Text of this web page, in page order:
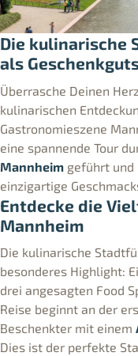
Die kulinarische
als
Überrasche Deinen
kulinarischen
Gastronomieszene
eine spannende Tour
Mannheim geführt und
einzigartige
Entdecke die
Mannheim
Die kulinarische
besonderes Highlight:
drei angesagten Food
Reise beginnt an der
Beschenkter mit einem
Dies ist der perfekte